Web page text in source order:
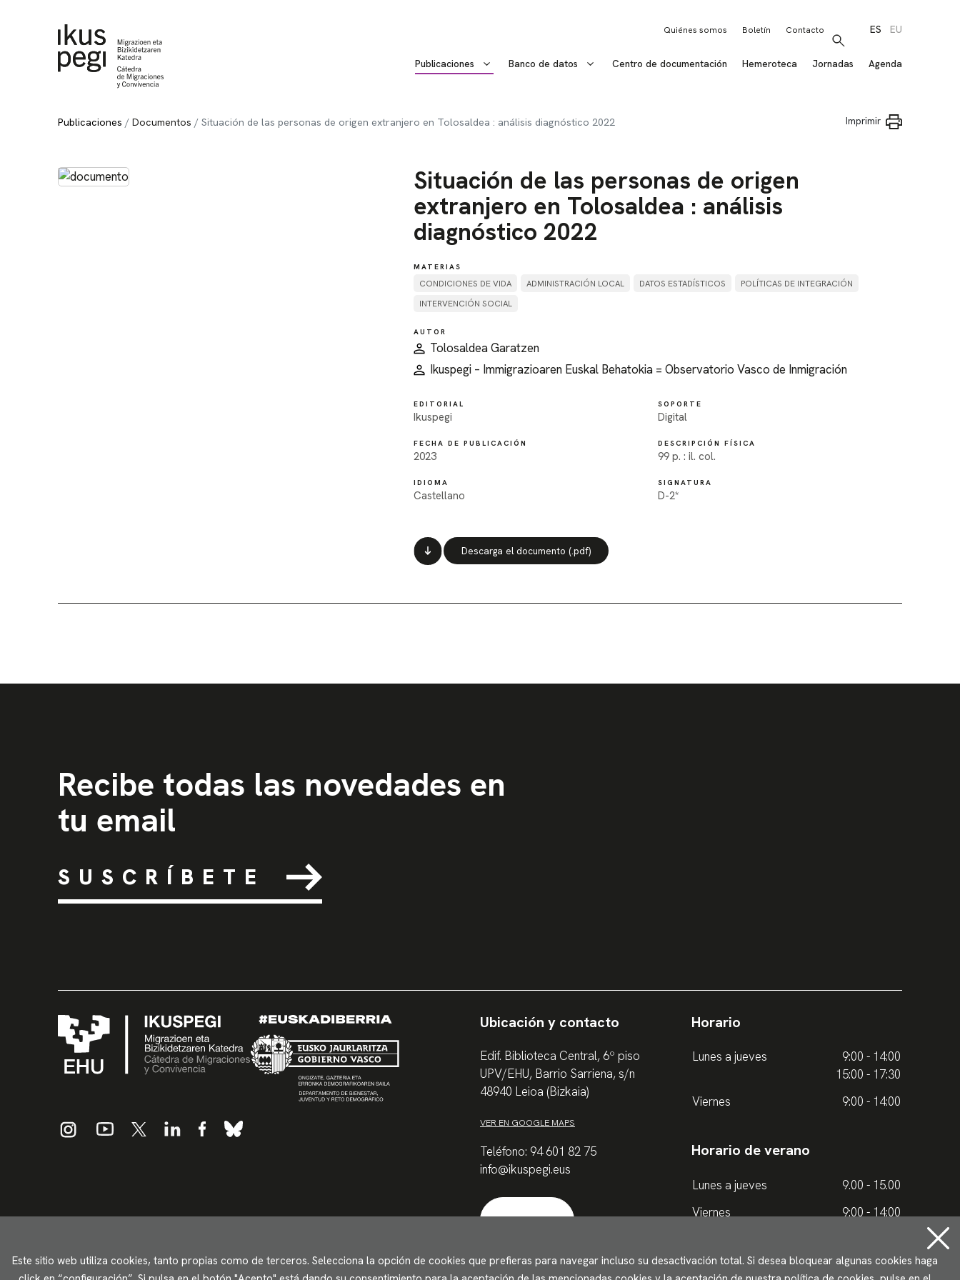
Buscar
ES EU
Publicaciones Banco de datos Centro de documentación Hemeroteca Jornadas Agenda
Quiénes somos Boletín Contacto
Publicaciones Documentos Situación de las personas de origen extranjero en Tolosaldea : análisis diagnóstico 2022 Imprimir
Situación de las personas de origen
extranjero en Tolosaldea : análisis
diagnóstico 2022
MATERIAS
CONDICIONES DE VIDA ADMINISTRACIÓN LOCAL DATOS ESTADÍSTICOS
POLÍTICAS DE INTEGRACIÓN
INTERVENCIÓN SOCIAL
AUTOR
Tolosaldea Garatzen
Ikuspegi – Immigrazioaren Euskal Behatokia = Observatorio Vasco de Inmigración
EDITORIAL
Ikuspegi
FECHA DE PUBLICACIÓN
2023
IDIOMA
Castellano
SOPORTE
Digital
DESCRIPCIÓN FÍSICA
99 p. : il. col.
SIGNATURA
D-2*
Descarga el documento (.pdf)
Recibe todas las novedades en
tu email
SUSCRÍBETE
Ubicación y contacto
Edif. Biblioteca Central, 6º piso
UPV/EHU, Barrio Sarriena, s/n
48940 Leioa (Bizkaia)
VER EN GOOGLE MAPS
Teléfono: 94 601 82 75
info@ikuspegi.eus
Contactar
Horario
Lunes a jueves
9:00 - 14:00
15:00 - 17:30
Viernes
9:00 - 14:00
Horario de verano
Lunes a jueves
9.00 - 15.00
Viernes
9:00 - 14:00
Este sitio web utiliza cookies, tanto propias como de terceros. Selecciona la opción de cookies que prefieras para navegar incluso su desactivación total. Si desea bloquear algunas cookies haga